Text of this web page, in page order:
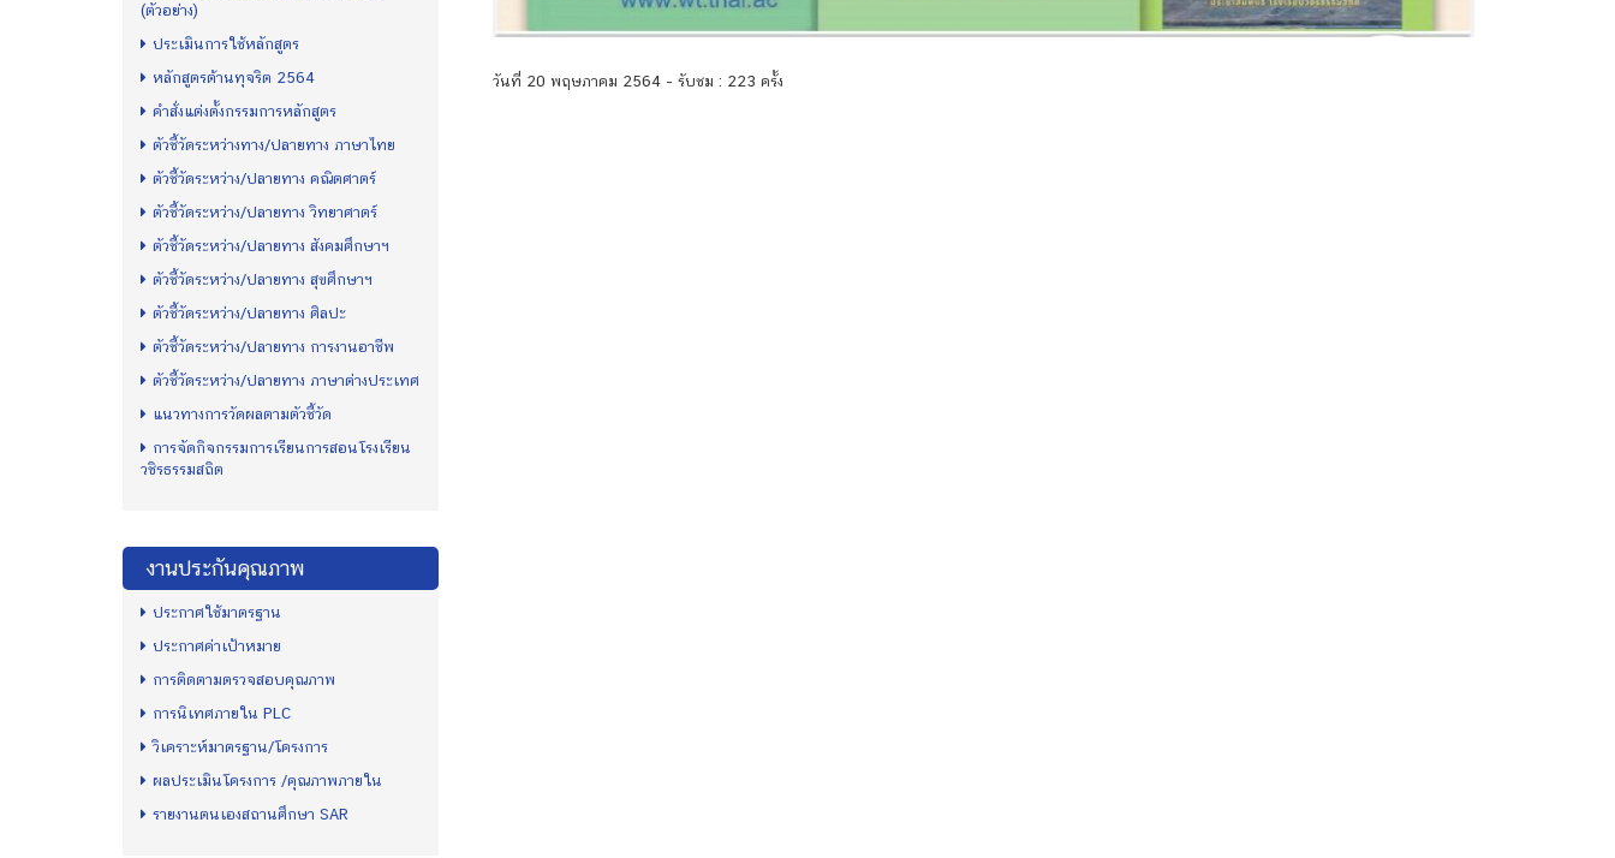
(ตัวอย่าง)
ประเมินการใช้หลักสูตร
หลักสูตรต้านทุจริต 2564
คำสั่งแต่งตั้งกรรมการหลักสูตร
ตัวชี้วัดระหว่างทาง/ปลายทาง ภาษาไทย
ตัวชี้วัดระหว่าง/ปลายทาง คณิตศาตร์
ตัวชี้วัดระหว่าง/ปลายทาง วิทยาศาตร์
ตัวชี้วัดระหว่าง/ปลายทาง สังคมศึกษาฯ
ตัวชี้วัดระหว่าง/ปลายทาง สุขศึกษาฯ
ตัวชี้วัดระหว่าง/ปลายทาง ศิลปะ
ตัวชี้วัดระหว่าง/ปลายทาง การงานอาชีพ
ตัวชี้วัดระหว่าง/ปลายทาง ภาษาต่างประเทศ
แนวทางการวัดผลตามตัวชี้วัด
การจัดกิจกรรมการเรียนการสอนโรงเรียน
วชิรธรรมสถิต
งานประกันคุณภาพ
ประกาศใช้มาตรฐาน
ประกาศค่าเป้าหมาย
การติดตามตรวจสอบคุณภาพ
การนิเทศภายใน PLC
วิเคราะห์มาตรฐาน/โครงการ
ผลประเมินโครงการ /คุณภาพภายใน
รายงานตนเองสถานศึกษา SAR
วันที่ 20 พฤษภาคม 2564 - รับชม : 223 ครั้ง